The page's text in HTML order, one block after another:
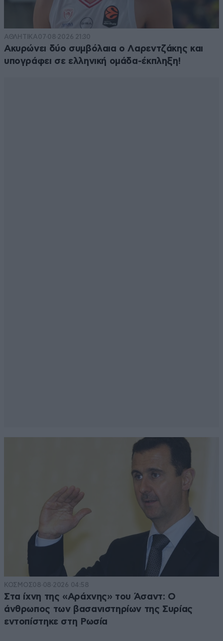
ΑΘΛΗΤΙΚΑ07·08·2026 21:30
Ακυρώνει δύο συμβόλαια ο Λαρεντζάκης και
υπογράφει σε ελληνική ομάδα-έκπληξη!
ΚΟΣΜΟΣ08·08·2026 04:58
Στα ίχνη της «Αράχνης» του Άσαντ: Ο
άνθρωπος των βασανιστηρίων της Συρίας
εντοπίστηκε στη Ρωσία